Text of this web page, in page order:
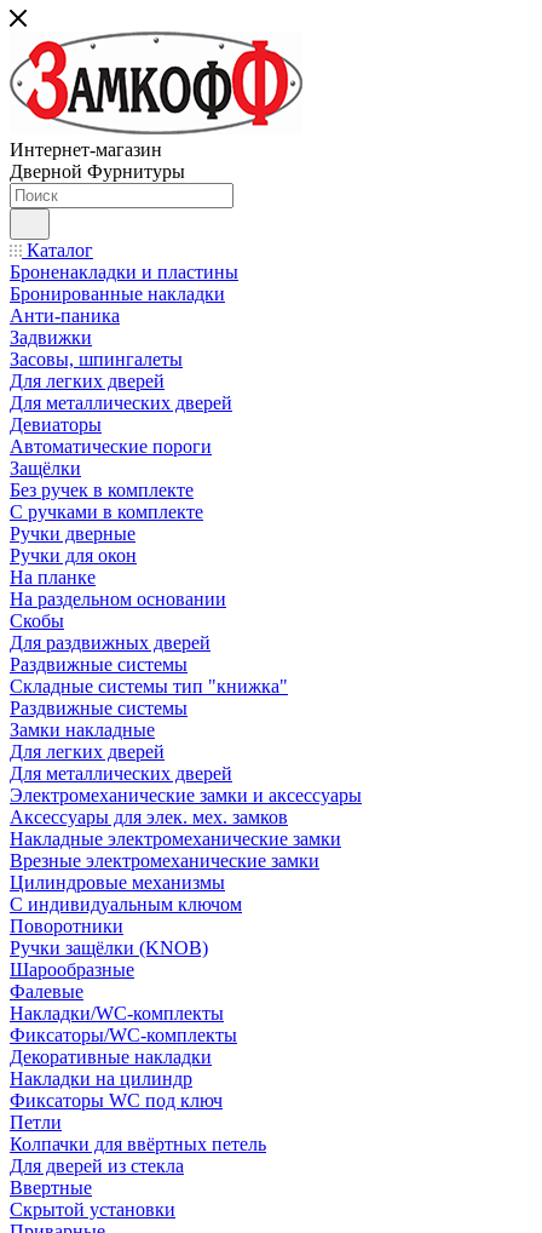
Интернет-магазин
Дверной Фурнитуры
Каталог
Броненакладки и пластины
Бронированные накладки
Анти-паника
Задвижки
Засовы, шпингалеты
Для легких дверей
Для металлических дверей
Девиаторы
Автоматические пороги
Защёлки
Без ручек в комплекте
С ручками в комплекте
Ручки дверные
Ручки для окон
На планке
На раздельном основании
Скобы
Для раздвижных дверей
Раздвижные системы
Складные системы тип "книжка"
Раздвижные системы
Замки накладные
Для легких дверей
Для металлических дверей
Электромеханические замки и аксессуары
Аксессуары для элек. мех. замков
Накладные электромеханические замки
Врезные электромеханические замки
Цилиндровые механизмы
С индивидуальным ключом
Поворотники
Ручки защёлки (KNOB)
Шарообразные
Фалевые
Накладки/WC-комплекты
Фиксаторы/WC-комплекты
Декоративные накладки
Накладки на цилиндр
Фиксаторы WC под ключ
Петли
Колпачки для ввёртных петель
Для дверей из стекла
Ввертные
Скрытой установки